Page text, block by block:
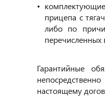
прицепа с
либо по
перечисленных
Гарантийные
настоящему